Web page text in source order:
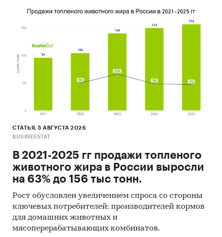
СТАТЬЯ, 5 АВГУСТА 2026
BUSINESSTAT
В 2021-2025 гг продажи топленого
животного жира в России выросли
на 63% до 156 тыс тонн.
Рост обусловлен увеличением спроса со стороны
ключевых потребителей: производителей кормов
для домашних животных и
мясоперерабатывающих комбинатов.